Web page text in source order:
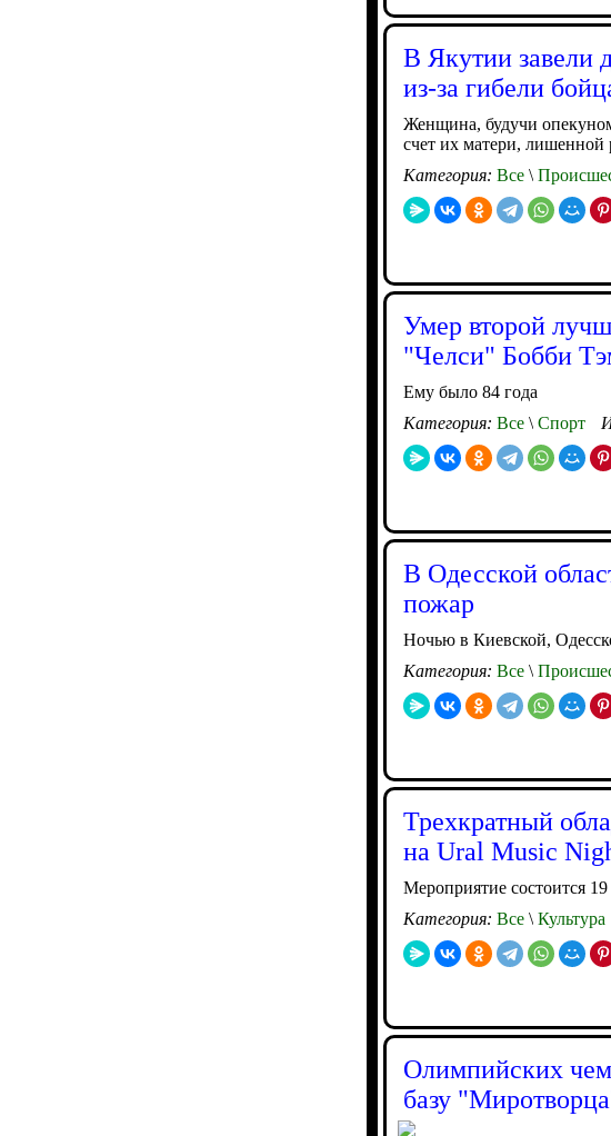
В Якутии завели
из-за гибели
Женщина, будучи
счет их матери, лишенной
Категория: Все \
Умер второй
"Челси" Бобби
Ему было 84 года
Категория: Все \ Спорт
В Одесской
пожар
Ночью в Киевской,
Категория: Все \
Трехкратный
на Ural Music
Мероприятие состоится
Категория: Все \ Культура
Олимпийских
базу